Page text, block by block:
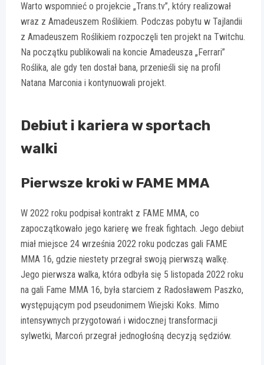
Warto wspomnieć o projekcie „Trans.tv”, który realizował
wraz z Amadeuszem Roślikiem. Podczas pobytu w Tajlandii
z Amadeuszem Roślikiem rozpoczęli ten projekt na Twitchu.
Na początku publikowali na koncie Amadeusza „Ferrari”
Roślika, ale gdy ten dostał bana, przenieśli się na profil
Natana Marconia i kontynuowali projekt.
Debiut i kariera w sportach
walki
Pierwsze kroki w FAME MMA
W 2022 roku podpisał kontrakt z FAME MMA, co
zapoczątkowało jego karierę we freak fightach. Jego debiut
miał miejsce 24 września 2022 roku podczas gali FAME
MMA 16, gdzie niestety przegrał swoją pierwszą walkę.
Jego pierwsza walka, która odbyła się 5 listopada 2022 roku
na gali Fame MMA 16, była starciem z Radosławem Paszko,
występującym pod pseudonimem Wiejski Koks. Mimo
intensywnych przygotowań i widocznej transformacji
sylwetki, Marcoń przegrał jednogłośną decyzją sędziów.